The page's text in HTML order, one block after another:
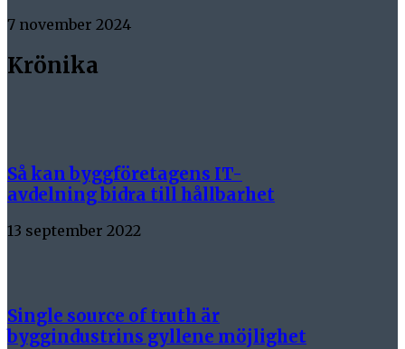
7 november 2024
Krönika
Så kan byggföretagens IT-
avdelning bidra till hållbarhet
13 september 2022
Single source of truth är
byggindustrins gyllene möjlighet